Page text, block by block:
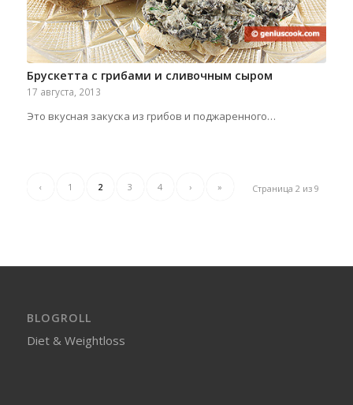
Брускетта с грибами и сливочным сыром
17 августа, 2013
Это вкусная закуска из грибов и поджаренного…
Страница 2 из 9
‹ 1 2 3 4 › »
BLOGROLL
Diet & Weightloss